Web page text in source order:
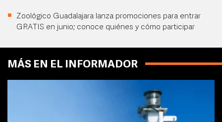
Zoológico Guadalajara lanza promociones para entrar
GRATIS en junio; conoce quiénes y cómo participar
MÁS EN EL INFORMADOR